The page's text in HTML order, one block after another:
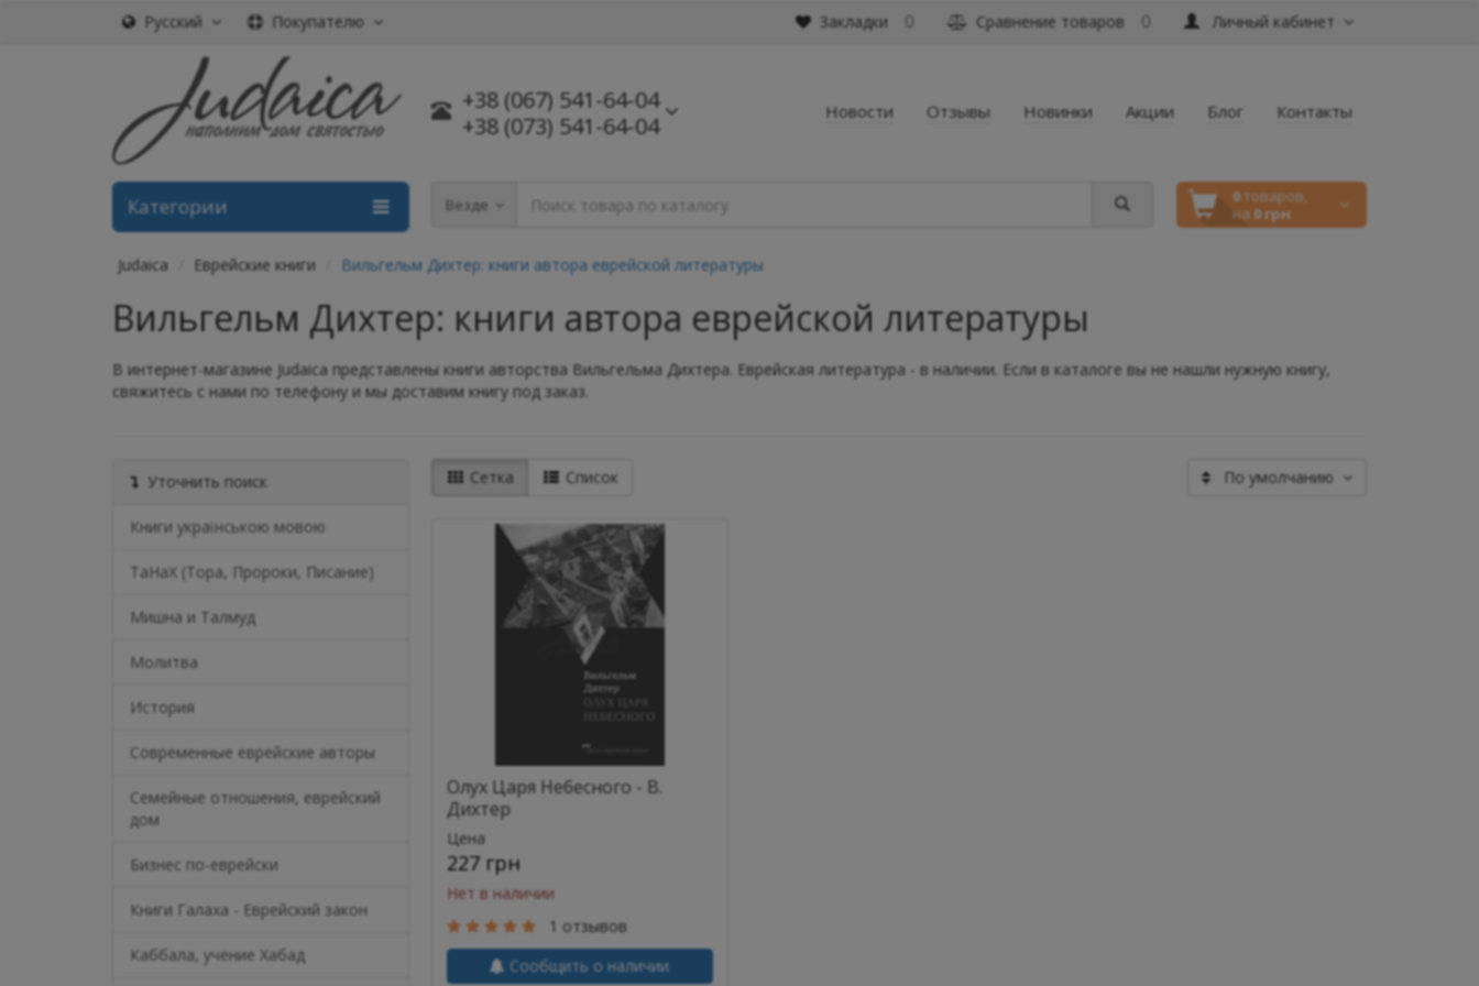
Русский Личный кабинет
Покупателю Закладки 0 Сравнение товаров 0
+38 (067) 541-64-04
+38 (073) 541-64-04
Новости Отзывы Новинки Акции Блог Контакты
Везде 0товаров,
на 0 грн
Категории
Judaica Еврейские книги Вильгельм Дихтер: книги автора еврейской литературы
Вильгельм Дихтер: книги автора еврейской литературы
В интернет-магазине Judaica представлены книги авторства Вильгельма Дихтера. Еврейская литература - в наличии. Если в каталоге вы не нашли нужную книгу,
свяжитесь с нами по телефону и мы доставим книгу под заказ.
Уточнить поиск
Книги українською мовою
ТаНаХ (Тора, Пророки, Писание)
Мишна и Талмуд
Молитва
История
Современные еврейские авторы
Семейные отношения, еврейский
дом
Бизнес по-еврейски
Книги Галаха - Еврейский закон
Каббала, учение Хабад
Сетка Список По умолчанию
Олух Царя Небесного - В.
Дихтер
Цена
227 грн
Нет в наличии
1 отзывов
Сообщить о наличии